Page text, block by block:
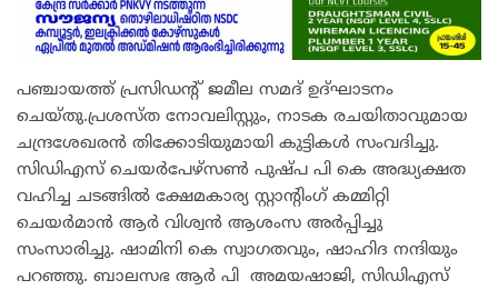
പഞ്ചായത്ത് പ്രസിഡൻ്റ് ജമീല സമദ് ഉദ്ഘാടനം
ചെയ്തു.പ്രശസ്ത നോവലിസ്റ്റും, നാടക രചയിതാവുമായ
ചന്ദ്രശേഖരൻ തിക്കോടിയുമായി കുട്ടികൾ സംവദിച്ചു.
സിഡിഎസ് ചെയർപേഴ്സൺ പുഷ്പ പി കെ അദ്ധ്യക്ഷത
വഹിച്ച ചടങ്ങിൽ ക്ഷേമകാര്യ സ്റ്റാൻ്റിംഗ് കമ്മിറ്റി
ചെയർമാൻ ആർ വിശ്വൻ ആശംസ അർപ്പിച്ചു
സംസാരിച്ചു. ഷാമിനി കെ സ്വാഗതവും, ഷാഹിദ നന്ദിയും
പറഞ്ഞു. ബാലസഭ ആര്‍ പി അമയഷാജി, സിഡിഎസ്